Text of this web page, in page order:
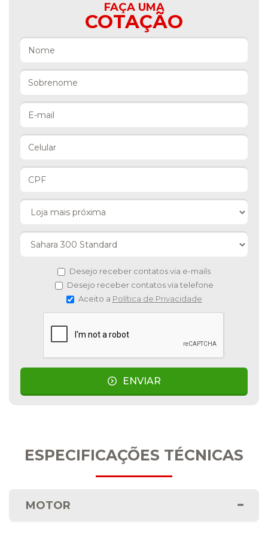
FAÇA UMA
COTAÇÃO
Desejo receber contatos via e-mails
Desejo receber contatos via telefone
Aceito a Política de Privacidade
ENVIAR
ESPECIFICAÇÕES TÉCNICAS
MOTOR